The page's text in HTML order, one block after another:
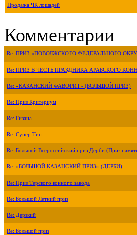
Продажа ЧК лошадей
Комментарии
Re: ПРИЗ «ПОВОЛЖСКОГО ФЕДЕРАЛЬНОГО
Re: ПРИЗ В ЧЕСТЬ ПРАЗДНИКА АРАБСКОГО
Re: «КАЗАНСКИЙ ФАВОРИТ» (БОЛЬШОЙ ПРИЗ)
Re: Приз Критериум
Re: Гизана
Re: Супер Тип
Re: Большой Всероссийский приз Дерби (Приз
Re: «БОЛЬШОЙ КАЗАНСКИЙ ПРИЗ» (ДЕРБИ)
Re: Приз Терского конного завода
Re: Большой Летний приз
Re: Дерзкий
Re: Большой приз